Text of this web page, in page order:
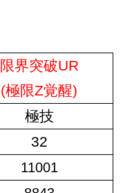
限界突破UR
(極限Z覚醒)
極技
32
11001